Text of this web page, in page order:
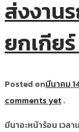
ส่งงาน
ยกเกีย
Posted onมีนาคม
comments yet.
มีนาอะหน้าร้อน เวล